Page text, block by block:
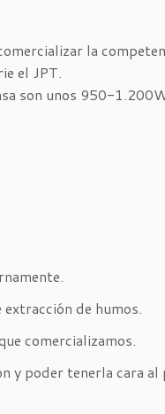
la
el JPT.
son unos 950-
de humos.
comercializamos.
y poder tenerla cara al